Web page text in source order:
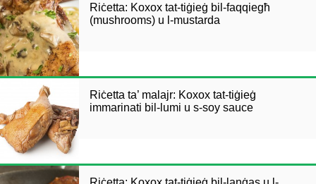
Riċetta: Koxox tat-tiġieġ bil-faqqiegħ
(mushrooms) u l-mustarda
Riċetta ta’ malajr: Koxox tat-tiġieġ
immarinati bil-lumi u s-soy sauce